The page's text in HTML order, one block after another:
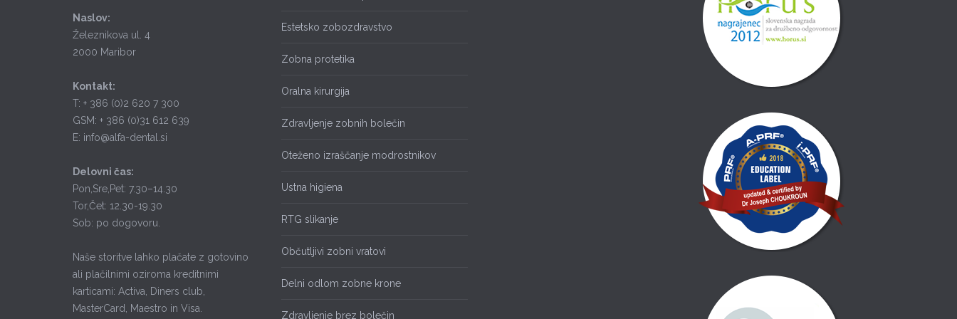
Naslov:
Železnikova ul. 4
2000 Maribor
Kontakt:
T: + 386 (0)2 620 7 300
GSM: + 386 (0)31 612 639
E: info@alfa-dental.si
Delovni čas:
Pon,Sre,Pet: 7.30–14.30
Tor,Čet: 12.30-19.30
Sob: po dogovoru.
Naše storitve lahko plačate z gotovino
ali plačilnimi oziroma kreditnimi
karticami: Activa, Diners club,
MasterCard, Maestro in Visa.
Estetsko zobozdravstvo
Zobna protetika
Oralna kirurgija
Zdravljenje zobnih bolečin
Oteženo izraščanje modrostnikov
Ustna higiena
RTG slikanje
Občutljivi zobni vratovi
Delni odlom zobne krone
Zdravljenje brez bolečin